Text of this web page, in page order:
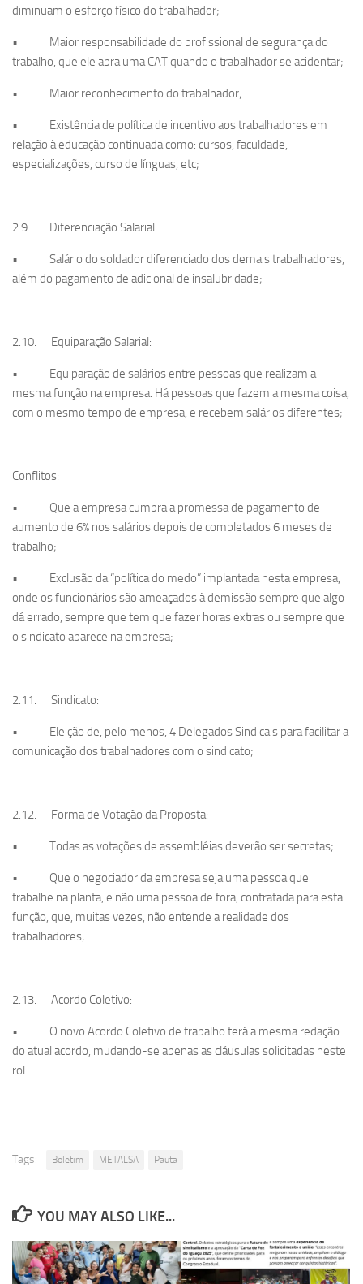
diminuam o esforço físico do trabalhador;
• Maior responsabilidade do profissional de segurança do
trabalho, que ele abra uma CAT quando o trabalhador se acidentar;
• Maior reconhecimento do trabalhador;
• Existência de política de incentivo aos trabalhadores em
relação à educação continuada como: cursos, faculdade,
especializações, curso de línguas, etc;
2.9. Diferenciação Salarial:
• Salário do soldador diferenciado dos demais trabalhadores,
além do pagamento de adicional de insalubridade;
2.10. Equiparação Salarial:
• Equiparação de salários entre pessoas que realizam a
mesma função na empresa. Há pessoas que fazem a mesma coisa,
com o mesmo tempo de empresa, e recebem salários diferentes;
Conflitos:
• Que a empresa cumpra a promessa de pagamento de
aumento de 6% nos salários depois de completados 6 meses de
trabalho;
• Exclusão da “política do medo” implantada nesta empresa,
onde os funcionários são ameaçados à demissão sempre que algo
dá errado, sempre que tem que fazer horas extras ou sempre que
o sindicato aparece na empresa;
2.11. Sindicato:
• Eleição de, pelo menos, 4 Delegados Sindicais para facilitar a
comunicação dos trabalhadores com o sindicato;
2.12. Forma de Votação da Proposta:
• Todas as votações de assembléias deverão ser secretas;
• Que o negociador da empresa seja uma pessoa que
trabalhe na planta, e não uma pessoa de fora, contratada para esta
função, que, muitas vezes, não entende a realidade dos
trabalhadores;
2.13. Acordo Coletivo:
• O novo Acordo Coletivo de trabalho terá a mesma redação
do atual acordo, mudando-se apenas as cláusulas solicitadas neste
rol.
Tags: Boletim METALSA Pauta
YOU MAY ALSO LIKE...